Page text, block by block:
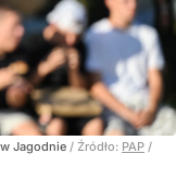
Jagodnie / Źródło: PAP /